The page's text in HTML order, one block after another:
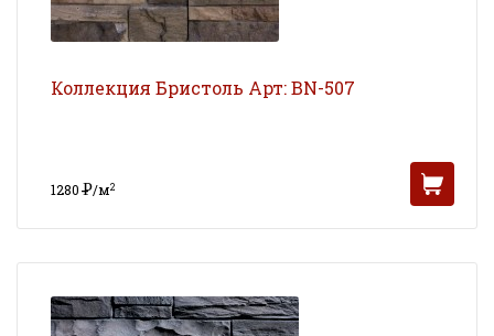
Коллекция Бристоль Арт: BN-507
1280Р/м2